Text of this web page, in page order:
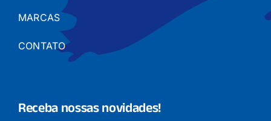
MARCAS
CONTATO
Receba nossas novidades!